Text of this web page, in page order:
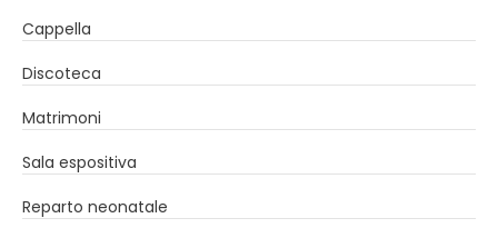
Cappella
Discoteca
Matrimoni
Sala espositiva
Reparto neonatale